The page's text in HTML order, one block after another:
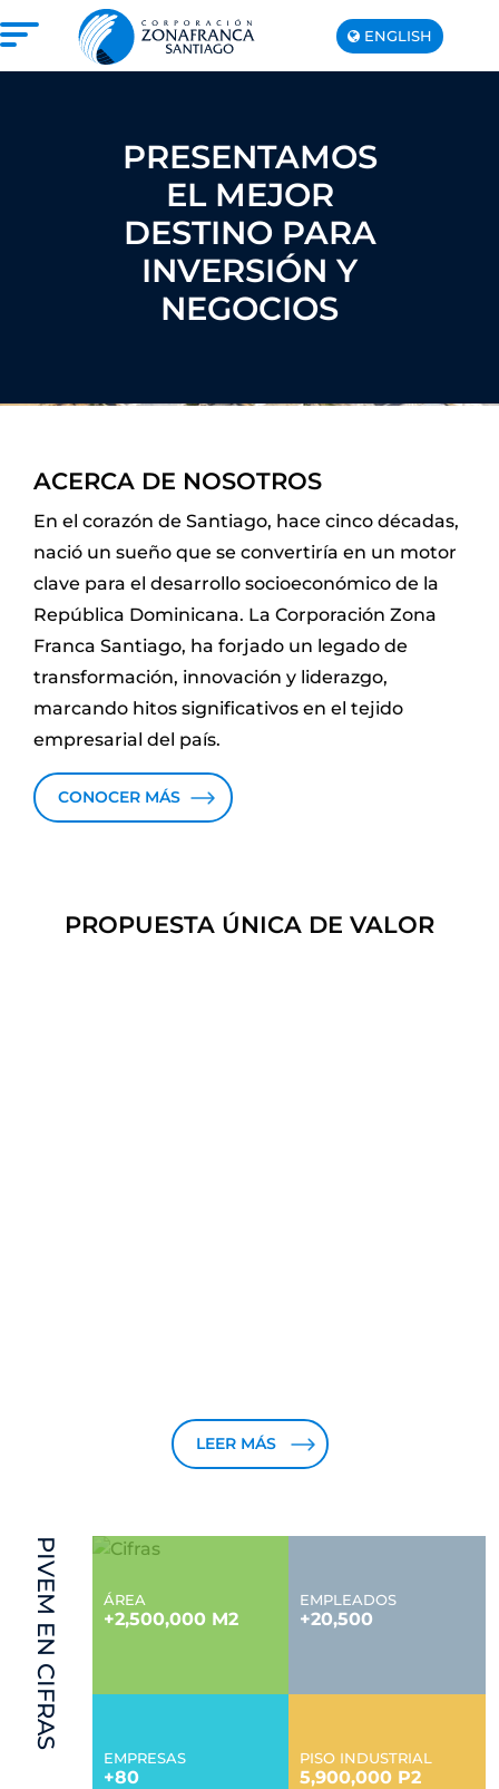
ENGLISH
NUESTRA ZONA FRANCA
REPÚBLICA DOMINICANA
PRESENTAMOS
EL MEJOR
DESTINO PARA
INVERSIÓN Y
NEGOCIOS
ACERCA DE NOSOTROS
En el corazón de Santiago, hace cinco décadas,
nació un sueño que se convertiría en un motor
clave para el desarrollo socioeconómico de la
República Dominicana. La Corporación Zona
Franca Santiago, ha forjado un legado de
transformación, innovación y liderazgo,
marcando hitos significativos en el tejido
empresarial del país.
CONOCER MÁS
PROPUESTA ÚNICA DE VALOR
LEER MÁS
PIVEM EN CIFRAS ÁREA
+2,500,000 M2
EMPLEADOS
+20,500
EMPRESAS
+80
PISO INDUSTRIAL
5,900,000 P2